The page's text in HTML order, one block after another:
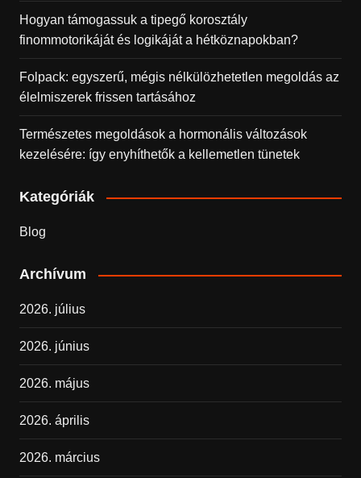
Hogyan támogassuk a tipegő korosztály
finommotorikáját és logikáját a hétköznapokban?
Folpack: egyszerű, mégis nélkülözhetetlen megoldás az
élelmiszerek frissen tartásához
Természetes megoldások a hormonális változások
kezelésére: így enyhíthetők a kellemetlen tünetek
Kategóriák
Blog
Archívum
2026. július
2026. június
2026. május
2026. április
2026. március